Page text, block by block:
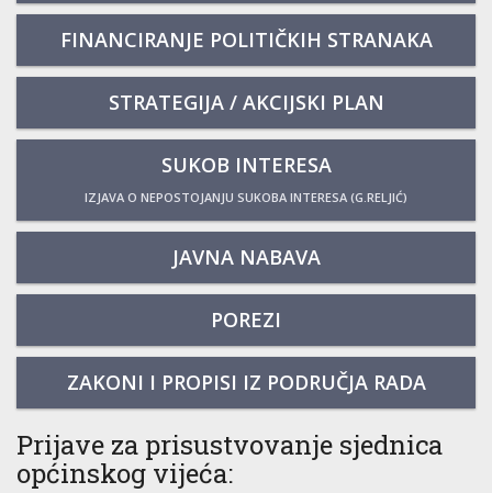
FINANCIRANJE POLITIČKIH STRANAKA
STRATEGIJA / AKCIJSKI PLAN
SUKOB INTERESA
IZJAVA O NEPOSTOJANJU SUKOBA INTERESA (G.RELJIĆ)
JAVNA NABAVA
POREZI
ZAKONI I PROPISI IZ PODRUČJA RADA
Prijave za prisustvovanje sjednica
općinskog vijeća: